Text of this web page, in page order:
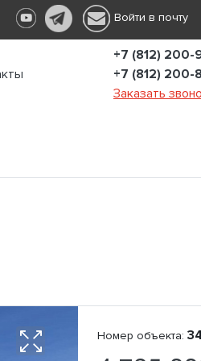
Войти в почту
+7 (812)
+7 (812) 200-
Заказать
Номер объекта: